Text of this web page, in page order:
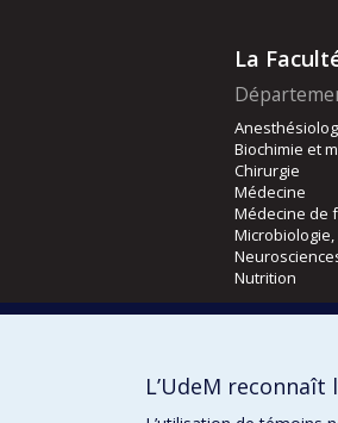
La
Biochimie et
Chirurgie
Médecine
Médecine de
Nutrition
Orthophonie
L’UdeM